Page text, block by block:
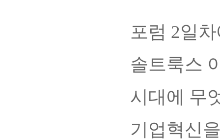
포럼 2일
솔트룩스
시대에 무
기업혁신